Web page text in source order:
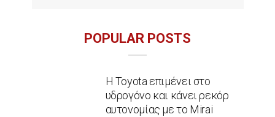
POPULAR POSTS
Η Toyota επιμένει στο
υδρογόνο και κάνει ρεκόρ
αυτονομίας με το Mirai